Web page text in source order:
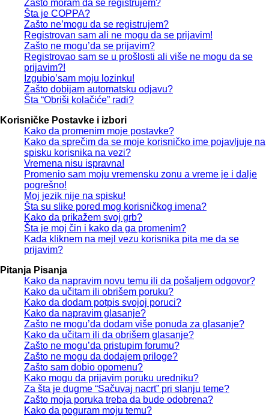
Zašto moram da se registrujem?
Šta je COPPA?
Zašto ne’mogu da se registrujem?
Registrovan sam ali ne mogu da se prijavim!
Zašto ne mogu’da se prijavim?
Registrovao sam se u prošlosti ali više ne mogu da se
prijavim?!
Izgubio’sam moju lozinku!
Zašto dobijam automatsku odjavu?
Šta “Obriši kolačiće” radi?
Korisničke Postavke i izbori
Kako da promenim moje postavke?
Kako da sprečim da se moje korisničko ime pojavljuje na
spisku korisnika na vezi?
Vremena nisu ispravna!
Promenio sam moju vremensku zonu a vreme je i dalje
pogrešno!
Moj jezik nije na spisku!
Šta su slike pored mog korisničkog imena?
Kako da prikažem svoj grb?
Šta je moj čin i kako da ga promenim?
Kada kliknem na mejl vezu korisnika pita me da se
prijavim?
Pitanja Pisanja
Kako da napravim novu temu ili da pošaljem odgovor?
Kako da učitam ili obrišem poruku?
Kako da dodam potpis svojoj poruci?
Kako da napravim glasanje?
Zašto ne mogu’da dodam više ponuda za glasanje?
Kako da učitam ili da obrišem glasanje?
Zašto ne mogu’da pristupim forumu?
Zašto ne mogu da dodajem priloge?
Zašto sam dobio opomenu?
Kako mogu da prijavim poruku uredniku?
Za šta je dugme “Sačuvaj nacrt” pri slanju teme?
Zašto moja poruka treba da bude odobrena?
Kako da poguram moju temu?